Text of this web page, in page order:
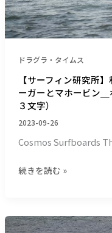
ドラグラ・タイムス
【サーフィン研究所
ーガーとマホービン
３文字）
2023-09-26
Cosmos Surfboards
前
線
か
の
東
う
ね
り
ハ
バ
ー
続きを読む »
【サ